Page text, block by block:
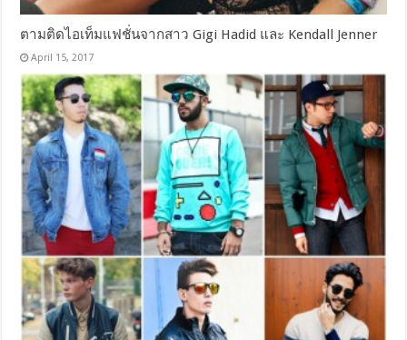
ตามติดไอเท็มแฟชั่นจากสาว Gigi Hadid และ Kendall Jenner
April 15, 2017